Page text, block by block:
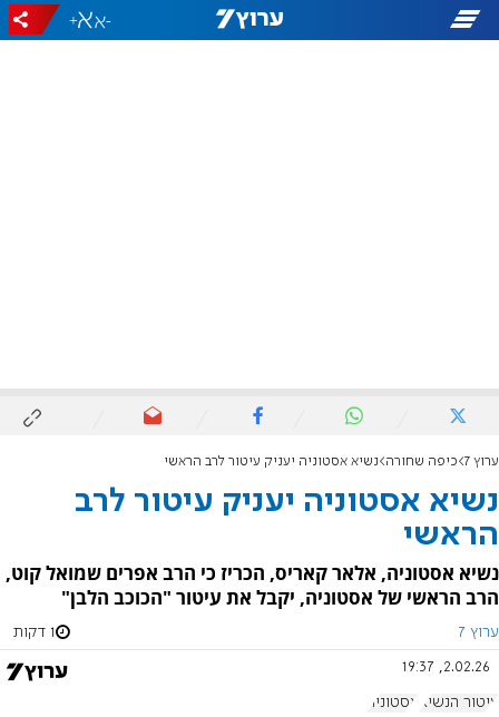
-
+
ערוץ 7 כיפה שחורה נשיא אסטוניה יעניק עיטור לרב הראשי
נשיא אסטוניה יעניק עיטור לרב
הראשי
נשיא אסטוניה, אלאר קאריס, הכריז כי הרב אפרים שמואל קוט,
הרב הראשי של אסטוניה, יקבל את עיטור "הכוכב הלבן"
ערוץ 7 1 דקות
2.02.26, 19:37
עיטור הנשיא אסטוניה